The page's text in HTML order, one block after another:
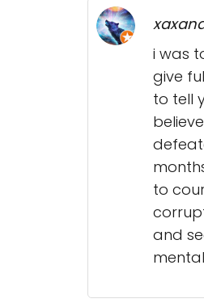
i was
give
to tell
to
and